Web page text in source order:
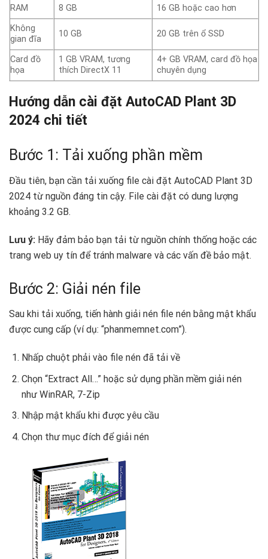
RAM
8 GB
16 GB hoặc cao hơn
Không
gian đĩa
10 GB 20 GB trên ổ SSD
Card đồ
họa
1 GB VRAM, tương
thích DirectX 11
4+ GB VRAM, card đồ họa
chuyên dụng
Hướng dẫn cài đặt AutoCAD Plant 3D
2024 chi tiết
Bước 1: Tải xuống phần mềm
Đầu tiên, bạn cần tải xuống file cài đặt AutoCAD Plant 3D
2024 từ nguồn đáng tin cậy. File cài đặt có dung lượng
khoảng 3.2 GB.
Lưu ý: Hãy đảm bảo bạn tải từ nguồn chính thống hoặc các
trang web uy tín để tránh malware và các vấn đề bảo mật.
Bước 2: Giải nén file
Sau khi tải xuống, tiến hành giải nén file nén bằng mật khẩu
được cung cấp (ví dụ: “phanmemnet.com”).
Nhấp chuột phải vào file nén đã tải về
Chọn “Extract All…” hoặc sử dụng phần mềm giải nén
như WinRAR, 7-Zip
Nhập mật khẩu khi được yêu cầu
Chọn thư mục đích để giải nén